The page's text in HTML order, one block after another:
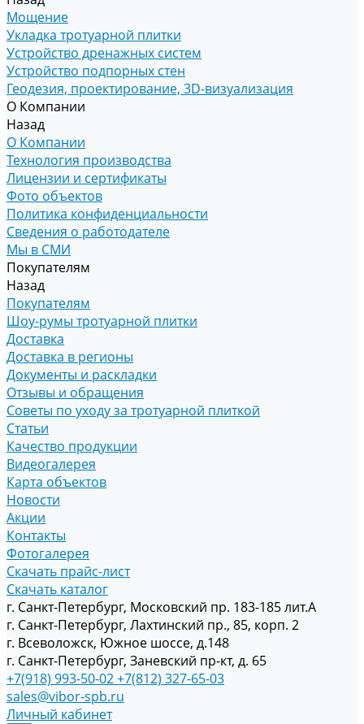
Мощение
Укладка тротуарной плитки
Устройство дренажных систем
Устройство подпорных стен
Геодезия, проектирование, 3D-визуализация
О Компании
Назад
О Компании
Технология производства
Лицензии и сертификаты
Фото объектов
Политика конфиденциальности
Сведения о работодателе
Мы в СМИ
Покупателям
Назад
Покупателям
Шоу-румы тротуарной плитки
Доставка
Доставка в регионы
Документы и раскладки
Отзывы и обращения
Советы по уходу за тротуарной плиткой
Статьи
Качество продукции
Видеогалерея
Карта объектов
Новости
Акции
Контакты
Фотогалерея
Скачать прайс-лист
Скачать каталог
г. Санкт-Петербург, Московский пр. 183-185 лит.А
г. Санкт-Петербург, Лахтинский пр., 85, корп. 2
г. Всеволожск, Южное шоссе, д.148
г. Санкт-Петербург, Заневский пр-кт, д. 65
+7(918) 993-50-02+7(812) 327-65-03
sales@vibor-spb.ru
Личный кабинет